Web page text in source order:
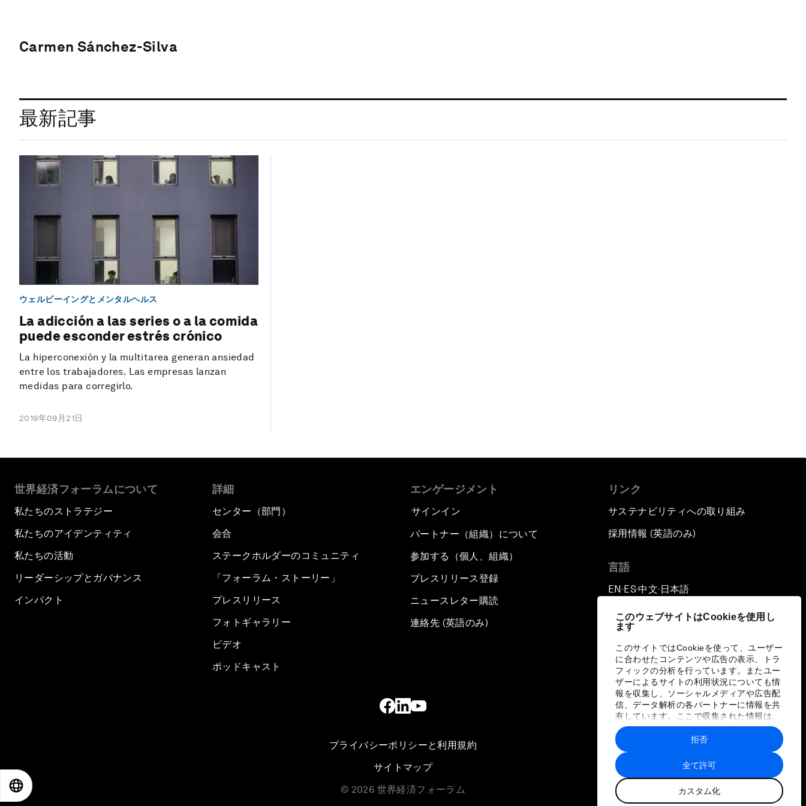
このウェブサイトはCookieを使用し
ます
このサイトではCookieを使って、ユーザー
に合わせたコンテンツや広告の表示、トラ
フィックの分析を行っています。またユー
ザーによるサイトの利用状況についても情
報を収集し、ソーシャルメディアや広告配
信、データ解析の各パートナーに情報を共
有しています。ここで収集された情報は、
ユーザーが各パートナーに提供した他の情
報や各パートナーのサービスを使用した際
に収集された情報と組み合わされ、各パー
トナーによって使用されることがありま
す。
全て許可
カスタム化
拒否
Carmen Sánchez-Silva
最新記事
ウェルビーイングとメンタルヘルス
La adicción a las series o a la comida
puede esconder estrés crónico
La hiperconexión y la multitarea generan ansiedad
entre los trabajadores. Las empresas lanzan
medidas para corregirlo.
2019年09月21日
世界経済フォーラムについて
私たちのストラテジー
私たちのアイデンティティ
私たちの活動
リーダーシップとガバナンス
インパクト
詳細
センター（部門）
会合
ステークホルダーのコミュニティ
「フォーラム・ストーリー」
プレスリリース
フォトギャラリー
ビデオ
ポッドキャスト
エンゲージメント
サインイン
パートナー（組織）について
参加する（個人、組織）
プレスリリース登録
ニュースレター購読
連絡先 (英語のみ)
リンク
サステナビリティへの取り組み
採用情報 (英語のみ)
言語
EN ▪ ES▪中文▪ 日本語
プライバシーポリシーと利用規約
サイトマップ
© 2026 世界経済フォーラム